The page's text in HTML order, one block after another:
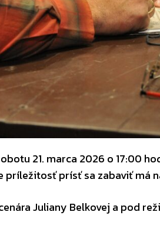
21. marca 2026 o 17:00
príležitosť prísť sa zabaviť má
Juliany Belkovej a pod